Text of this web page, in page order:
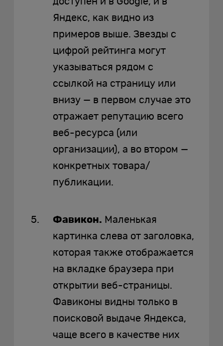
Яндекс, как видно из
примеров выше. Звезды с
цифрой рейтинга могут
указываться рядом с
ссылкой на страницу или
внизу — в первом случае это
отражает репутацию всего
веб-ресурса (или
организации), а во втором —
конкретных товара/
публикации.
Фавикон. Маленькая
картинка слева от заголовка,
которая также отображается
на вкладке браузера при
открытии веб-страницы.
Фавиконы видны только в
поисковой выдаче Яндекса,
чаще всего в качестве них